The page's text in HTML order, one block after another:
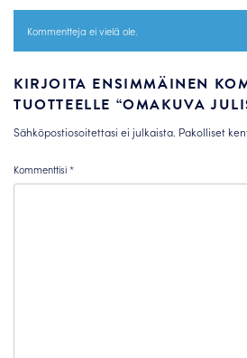
Kommentteja ei vielä ole.
KIRJOITA ENSIMMÄINEN
TUOTTEELLE “OMAKUVA
Sähköpostiosoitettasi ei julkaista. Pakolliset
Kommenttisi*